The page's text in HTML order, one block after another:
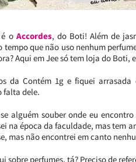
o Accordes, do Boti! Além de
tempo que não uso nenhum
Aqui em Jee só tem loja do Boti,
da Contém 1g e fiquei
falta dele.
alguém souber onde eu
na época da faculdade, mas tem
mas não encontrei em canto
perfumes, tá? Preciso de